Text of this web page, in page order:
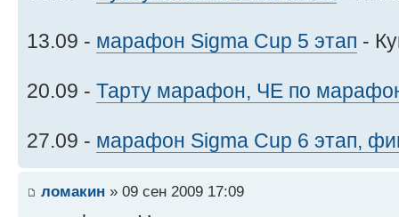
13.09 - марафон Sigma Cup 5 этап -
20.09 - Тарту марафон, ЧЕ по
27.09 - марафон Sigma Cup 6 этап,
ломакин » 09 сен 2009 17:09